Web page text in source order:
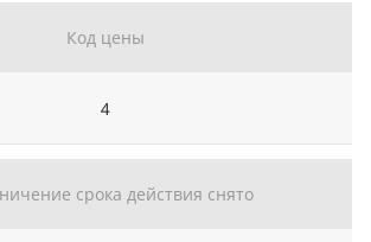
Код цены
4
срока действия снято